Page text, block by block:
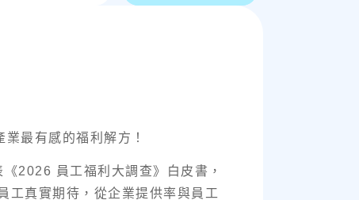
最有感的福利解方！
2026 員工福利大調查》白皮書，
真實期待，從企業提供率與員工